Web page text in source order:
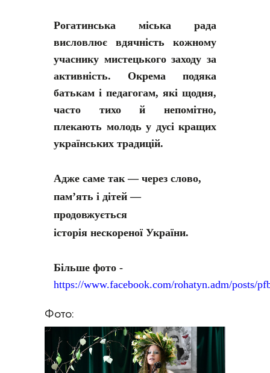
Рогатинська міська рада
висловлює вдячність кожному
учаснику мистецького заходу за
активність. Окрема подяка
батькам і педагогам, які щодня,
часто тихо й непомітно,
плекають молодь у дусі кращих
українських традицій.
Адже саме так — через слово,
пам’ять і дітей —
продовжується
історія нескореної України.
Більше фото -
https://www.facebook.com/rohatyn.adm/
Фото: